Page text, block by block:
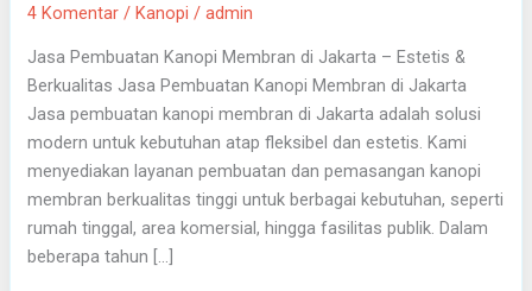
4 Komentar /Kanopi /admin
Jasa Pembuatan Kanopi Membran di Jakarta – Estetis &
Berkualitas Jasa Pembuatan Kanopi Membran di Jakarta
Jasa pembuatan kanopi membran di Jakarta adalah solusi
modern untuk kebutuhan atap fleksibel dan estetis. Kami
menyediakan layanan pembuatan dan pemasangan kanopi
membran berkualitas tinggi untuk berbagai kebutuhan, seperti
rumah tinggal, area komersial, hingga fasilitas publik. Dalam
beberapa tahun […]